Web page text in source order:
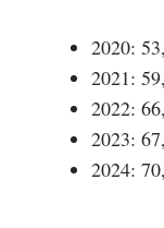
2020:
2021:
2022:
2023:
2024: